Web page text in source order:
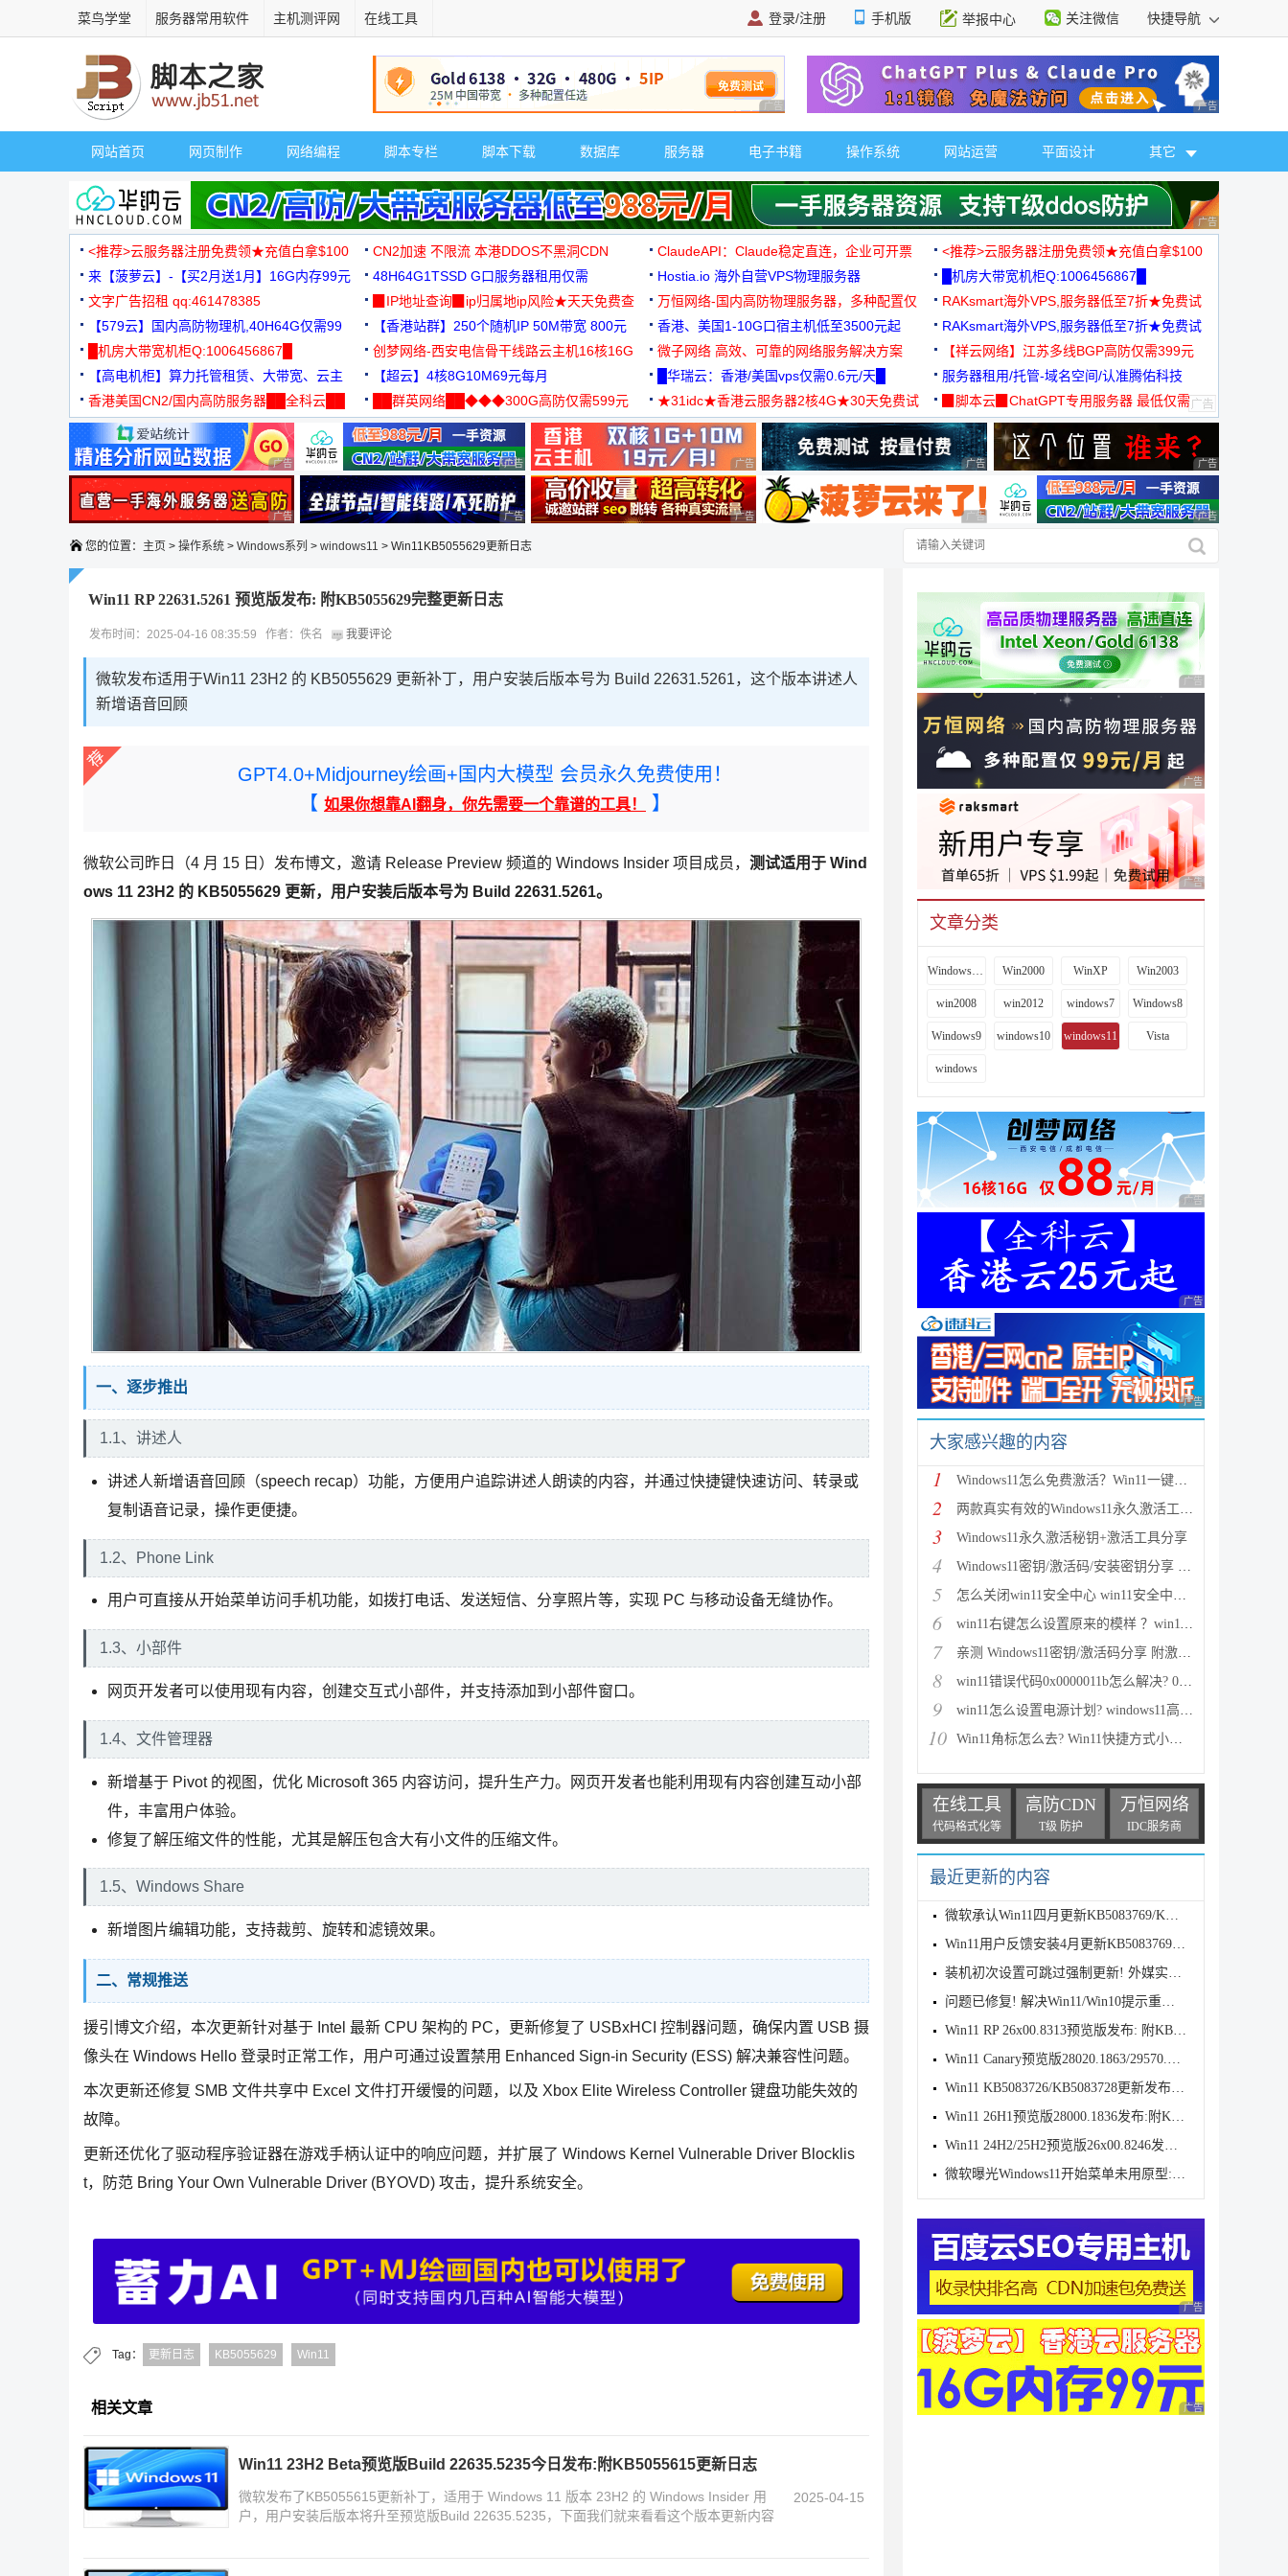
菜鸟学堂 服务器常用软件 主机测评网 在线工具 登录/注册 手机版 举报中心 关注微信 快捷导航
广告 商业广告，理性选择 广告 商业广告，理
网站首页 网页制作 网络编程 脚本专栏 脚本下载 数据库 服务器 电子书籍 操作系统 网站运营 平面设计 其它
广告 商业广告，理
<推荐>云服务器注册免费领★充值白拿$100 CN2加速 不限流 本港DDOS不黑洞CDN ClaudeAPI：Claude稳定直连，企业可开票
<推荐>云服务器注册免费领★充值白拿$100
来【菠萝云】-【买2月送1月】16G内存99元
48H64G1TSSD G口服务器租用仅需
3000+可免费测试
Hostia.io 海外自营VPS物理服务器
█机房大带宽机柜Q:1006456867█
文字广告招租 qq:461478385
▉IP地址查询▉ip归属地ip风险★天天免费查
万恒网络-国内高防物理服务器，多种配置仅
99元/月起
RAKsmart海外VPS,服务器低至7折★免费试
用★
【579云】国内高防物理机,40H64G仅需99
元
【香港站群】250个随机IP 50M带宽 800元 香港、美国1-10G口宿主机低至3500元起
RAKsmart海外VPS,服务器低至7折★免费试
用★
█机房大带宽机柜Q:1006456867█
创梦网络-西安电信骨干线路云主机16核16G
88元/月
微子网络 高效、可靠的网络服务解决方案
【祥云网络】江苏多线BGP高防仅需399元
【高电机柜】算力托管租赁、大带宽、云主
机
【超云】4核8G10M69元每月 █华瑞云：香港/美国vps仅需0.6元/天█
服务器租用/托管-域名空间/认准腾佑科技
香港美国CN2/国内高防服务器██全科云██
██群英网络██◆◆◆300G高防仅需599元
◆◆◆
★31idc★香港云服务器2核4G★30天免费试
用◆
▉脚本云▉ChatGPT专用服务器 最低仅需
19元/月
广告 商业广告，理性选择 广告 商业广告，理性选择 广告 商业广告，理性选择 广告 商业广告，理性选择 广告 商业广告，理
广告 商业广告，理性选择 广告 商业广告，理性选择 广告 商业广告，理性选择 广告 商业广告，理性选择 广告 商业广告，理
您的位置： 主页 > 操作系统 > Windows系列 > windows11 > Win11KB5055629更新日志
Win11 RP 22631.5261 预览版发布: 附KB5055629完整更新日志
发布时间：2025-04-16 08:35:59 作者：佚名 我要评论
微软发布适用于Win11 23H2 的 KB5055629 更新补丁，用户安装后版本号为 Build 22631.5261，这个版本讲述人
新增语音回顾
GPT4.0+Midjourney绘画+国内大模型 会员永久免费使用！
【 如果你想靠AI翻身，你先需要一个靠谱的工具！ 】
微软公司昨日（4 月 15 日）发布博文，邀请 Release Preview 频道的 Windows Insider 项目成员， 测试适用于 Wind
ows 11 23H2 的 KB5055629 更新，用户安装后版本号为 Build 22631.5261。
一、逐步推出
1.1、讲述人
讲述人新增语音回顾（speech recap）功能，方便用户追踪讲述人朗读的内容，并通过快捷键快速访问、转录或
复制语音记录，操作更便捷。
1.2、Phone Link
用户可直接从开始菜单访问手机功能，如拨打电话、发送短信、分享照片等，实现 PC 与移动设备无缝协作。
1.3、小部件
网页开发者可以使用现有内容，创建交互式小部件，并支持添加到小部件窗口。
1.4、文件管理器
新增基于 Pivot 的视图，优化 Microsoft 365 内容访问，提升生产力。网页开发者也能利用现有内容创建互动小部
件，丰富用户体验。
修复了解压缩文件的性能，尤其是解压包含大有小文件的压缩文件。
1.5、Windows Share
新增图片编辑功能，支持裁剪、旋转和滤镜效果。
二、常规推送
援引博文介绍，本次更新针对基于 Intel 最新 CPU 架构的 PC，更新修复了 USBxHCI 控制器问题，确保内置 USB 摄
像头在 Windows Hello 登录时正常工作，用户可通过设置禁用 Enhanced Sign-in Security (ESS) 解决兼容性问题。
本次更新还修复 SMB 文件共享中 Excel 文件打开缓慢的问题，以及 Xbox Elite Wireless Controller 键盘功能失效的
故障。
更新还优化了驱动程序验证器在游戏手柄认证中的响应问题，并扩展了 Windows Kernel Vulnerable Driver Blocklis
t，防范 Bring Your Own Vulnerable Driver (BYOVD) 攻击，提升系统安全。
Tag： 更新日志 KB5055629 Win11
相关文章
Win11 23H2 Beta预览版Build 22635.5235今日发布:附KB5055615更新日志
微软发布了KB5055615更新补丁，适用于 Windows 11 版本 23H2 的 Windows Insider 用
户，用户安装后版本将升至预览版Build 22635.5235，下面我们就来看看这个版本更新内容
2025-04-15
广告 商业广告，理性
广告 商业广告，理性
广告 商业广告，理性
文章分类
Windows 9x Win2000 WinXP Win2003
win2008 win2012 windows7 Windows8
Windows9 windows10 windows11 Vista
windows
广告 商业广告，理性
广告 商业广告，理性
广告 商业广告，理性
大家感兴趣的内容
1 Windows11怎么免费激活？Win11一键激活方法汇总(附安
2 两款真实有效的Windows11永久激活工具 附激活码
3 Windows11永久激活秘钥+激活工具分享
4 Windows11密钥/激活码/安装密钥分享 附激活工具+教程
5 怎么关闭win11安全中心 win11安全中心关闭步骤
6 win11右键怎么设置原来的模样 ？win11右键菜单改回传
7 亲测 Windows11密钥/激活码分享 附激活工具
8 win11错误代码0x0000011b怎么解决? 0x0000011b问题的
9 win11怎么设置电源计划? windows11高性能模式的设置方
10 Win11角标怎么去? Win11快捷方式小箭头的两种消除方法
在线工具
代码格式化等
高防CDN
T级 防护
万恒网络
IDC服务商
最近更新的内容
微软承认Win11四月更新KB5083769/KB5082052致远程桌面
Win11用户反馈安装4月更新KB5083769后遇到打印故障
装机初次设置可跳过强制更新! 外媒实测Win11 OOBE 新
问题已修复! 解决Win11/Win10提示重新连接你的文件历
Win11 RP 26x00.8313预览版发布: 附KB5083631完整更新
Win11 Canary预览版28020.1863/29570.1000发布:优化文
Win11 KB5083726/KB5083728更新发布:附完整更新日志
Win11 26H1预览版28000.1836发布:附KB5083768完整更新
Win11 24H2/25H2预览版26x00.8246发布:附KB5083769完
微软曝光Windows11开始菜单未用原型:动态磁贴情怀难消
广告 商业广告，理性
广告 商业广告，理性